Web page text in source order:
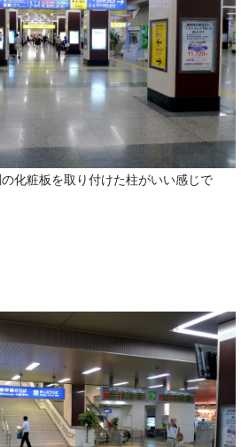
化粧板を取り付けた柱がいい感じで